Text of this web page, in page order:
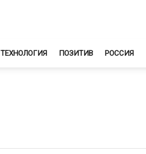
ТЕХНОЛОГИЯ ПОЗИТИВ РОССИЯ